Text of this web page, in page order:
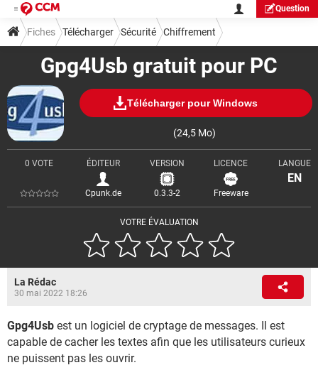
Question
Gpg4Usb gratuit pour PC
Télécharger pour Windows
(24,5 Mo)
VOTRE ÉVALUATION
0 VOTE ÉDITEUR
Cpunk.de
VERSION
0.3.3-2
LICENCE
Freeware
LANGUE
EN
Fiches Télécharger Sécurité Chiffrement
La Rédac
30 mai 2022 18:26
Gpg4Usb est un logiciel de cryptage de messages. Il est
capable de cacher les textes afin que les utilisateurs curieux
ne puissent pas les ouvrir.